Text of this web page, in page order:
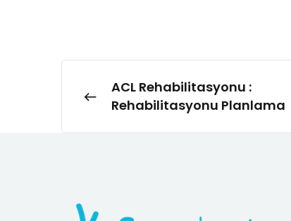
ACL Rehabilitasyonu :
Rehabilitasyonu Planlama